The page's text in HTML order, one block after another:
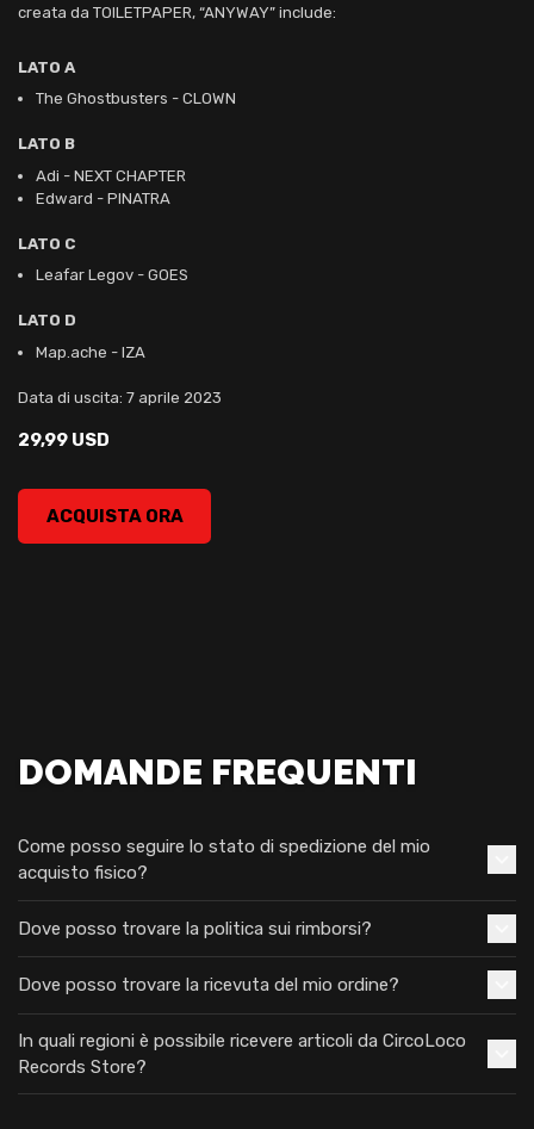
creata da TOILETPAPER, “ANYWAY” include:
LATO A
The Ghostbusters - CLOWN
LATO B
Adi - NEXT CHAPTER
Edward - PINATRA
LATO C
Leafar Legov - GOES
LATO D
Map.ache - IZA
Data di uscita: 7 aprile 2023
29,99 USD
ACQUISTA ORA
ANYWAY, , 29,99 USD
DOMANDE FREQUENTI
Come posso seguire lo stato di spedizione del mio
acquisto fisico?
Dove posso trovare la politica sui rimborsi?
Dove posso trovare la ricevuta del mio ordine?
In quali regioni è possibile ricevere articoli da CircoLoco
Records Store?